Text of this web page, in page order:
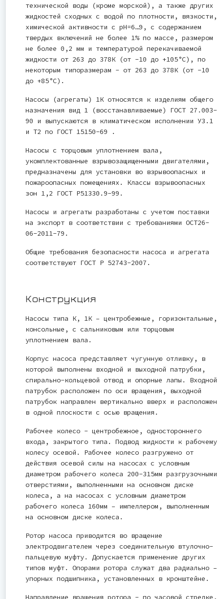
технической воды (кроме морской), а также других
жидкостей сходных с водой по плотности, вязкости,
химической активности с рН=6…9, с содержанием
твердых включений не более 1% по массе, размером
не более 0,2 мм и температурой перекачиваемой
жидкости от 263 до 378К (от -10 до +105°С), по
некоторым типоразмерам - от 263 до 378К (от -10
до +85°С).
Насосы (агрегаты) 1К относятся к изделиям общего
назначения вид 1 (восстанавливаемые) ГОСТ 27.003-
90 и выпускаются в климатическом исполнении У3.1
и Т2 по ГОСТ 15150-69 .
Насосы с торцовым уплотнением вала,
укомплектованные взрывозащищенными двигателями,
предназначены для установки во взрывоопасных и
пожароопасных помещениях. Классы взрывоопасных
зон 1,2 ГОСТ Р51330.9-99.
Насосы и агрегаты разработаны с учетом поставки
на экспорт в соответствии с требованиями ОСТ26-
06-2011-79.
Общие требования безопасности насоса и агрегата
соответствуют ГОСТ Р 52743-2007.
Конструкция
Насосы типа К, 1К – центробежные, горизонтальные,
консольные, с сальниковым или торцовым
уплотнением вала.
Корпус насоса представляет чугунную отливку, в
которой выполнены входной и выходной патрубки,
спирально-кольцевой отвод и опорные лапы. Входной
патрубок расположен по оси вращения, выходной
патрубок направлен вертикально вверх и расположен
в одной плоскости с осью вращения.
Рабочее колесо - центробежное, одностороннего
входа, закрытого типа. Подвод жидкости к рабочему
колесу осевой. Рабочее колесо разгружено от
действия осевой силы на насосах с условным
диаметром рабочего колеса 200-315мм разгрузочными
отверстиями, выполненными на основном диске
колеса, а на насосах с условным диаметром
рабочего колеса 160мм – импеллером, выполненным
на основном диске колеса.
Ротор насоса приводится во вращение
электродвигателем через соединительную втулочно-
пальцевую муфту. Допускается применение других
типов муфт. Опорами ротора служат два радиально –
упорных подшипника, установленных в кронштейне.
Направление вращения ротора - по часовой стрелке,